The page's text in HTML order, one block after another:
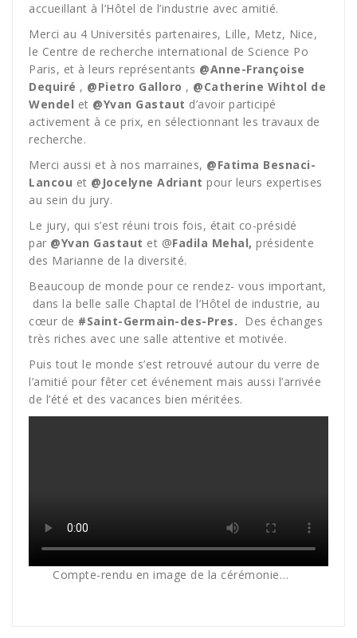
accueillant à l’Hôtel de l’industrie avec amitié.
Merci au 4 Universités partenaires, Lille, Metz, Nice,
le Centre de recherche international de Science Po
Paris, et à leurs représentants @Anne-Françoise
Dequiré , @Pietro Galloro , @Catherine Wihtol de
Wendel et @Yvan Gastaut d’avoir participé
activement à ce prix, en sélectionnant les travaux de
recherche.
Merci aussi et à nos marraines, @Fatima Besnaci-
Lancou et @Jocelyne Adriant pour leurs expertises
au sein du jury.
Le jury, qui s’est réuni trois fois, était co-présidé
par @Yvan Gastaut et @Fadila Mehal, présidente
des Marianne de la diversité.
Beaucoup de monde pour ce rendez- vous important,
dans la belle salle Chaptal de l’Hôtel de industrie, au
cœur de #Saint-Germain-des-Pres. Des échanges
très riches avec une salle attentive et motivée.
Puis tout le monde s’est retrouvé autour du verre de
l’amitié pour fêter cet événement mais aussi l’arrivée
de l’été et des vacances bien méritées.
Compte-rendu en image de la cérémonie…